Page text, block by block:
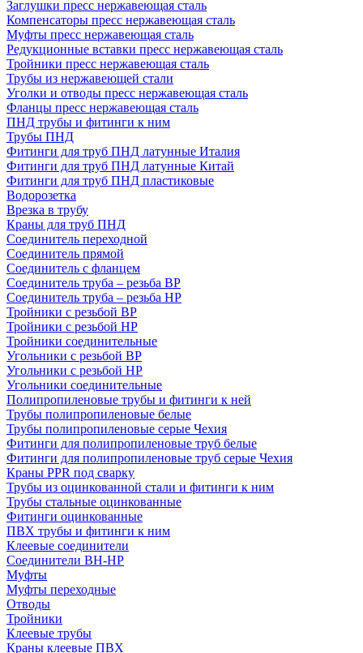
Заглушки пресс нержавеющая сталь
Компенсаторы пресс нержавеющая сталь
Муфты пресс нержавеющая сталь
Редукционные вставки пресс нержавеющая сталь
Тройники пресс нержавеющая сталь
Трубы из нержавеющей стали
Уголки и отводы пресс нержавеющая сталь
Фланцы пресс нержавеющая сталь
ПНД трубы и фитинги к ним
Трубы ПНД
Фитинги для труб ПНД латунные Италия
Фитинги для труб ПНД латунные Китай
Фитинги для труб ПНД пластиковые
Водорозетка
Врезка в трубу
Краны для труб ПНД
Соединитель переходной
Соединитель прямой
Соединитель с фланцем
Соединитель труба – резьба ВР
Соединитель труба – резьба НР
Тройники с резьбой ВР
Тройники с резьбой НР
Тройники соединительные
Угольники с резьбой ВР
Угольники с резьбой НР
Угольники соединительные
Полипропиленовые трубы и фитинги к ней
Трубы полипропиленовые белые
Трубы полипропиленовые серые Чехия
Фитинги для полипропиленовые труб белые
Фитинги для полипропиленовые труб серые Чехия
Краны PPR под сварку
Трубы из оцинкованной стали и фитинги к ним
Трубы стальные оцинкованные
Фитинги оцинкованные
ПВХ трубы и фитинги к ним
Клеевые соединители
Соединители ВН-НР
Муфты
Муфты переходные
Отводы
Тройники
Клеевые трубы
Краны клеевые ПВХ